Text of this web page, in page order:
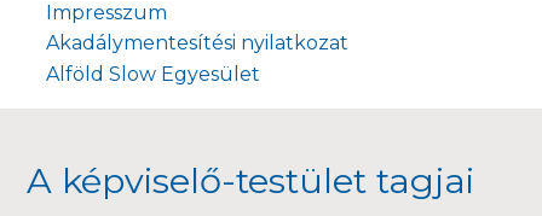
Impresszum
Akadálymentesítési nyilatkozat
Alföld Slow Egyesület
A képviselő-testület tagjai